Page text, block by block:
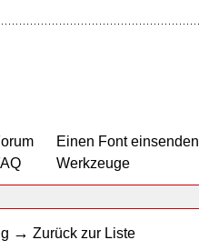
Einen Font einsenden
Werkzeuge
→ Zurück zur Liste